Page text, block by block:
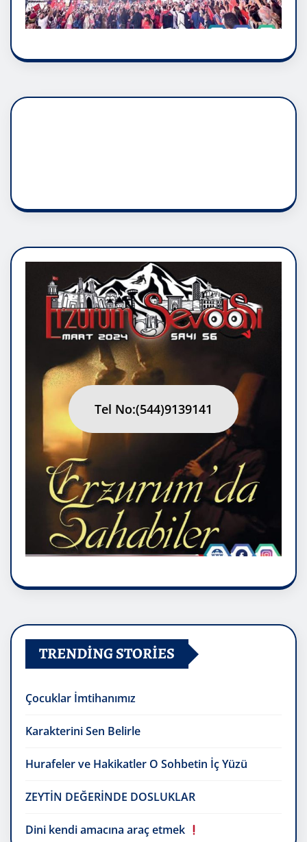
Tel No:(544)9139141
TRENDING STORIES
Çocuklar İmtihanımız
Karakterini Sen Belirle
Hurafeler ve Hakikatler O Sohbetin İç Yüzü
ZEYTİN DEĞERİNDE DOSLUKLAR
Dini kendi amacına araç etmek